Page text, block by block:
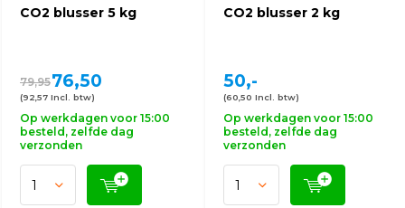
CO2 blusser 5 kg
79,9576,50
(92,57 Incl. btw)
Op werkdagen voor 15:00
besteld, zelfde dag
verzonden
CO2 blusser 2 kg
50,-
(60,50 Incl. btw)
Op werkdagen voor 15:00
besteld, zelfde dag
verzonden